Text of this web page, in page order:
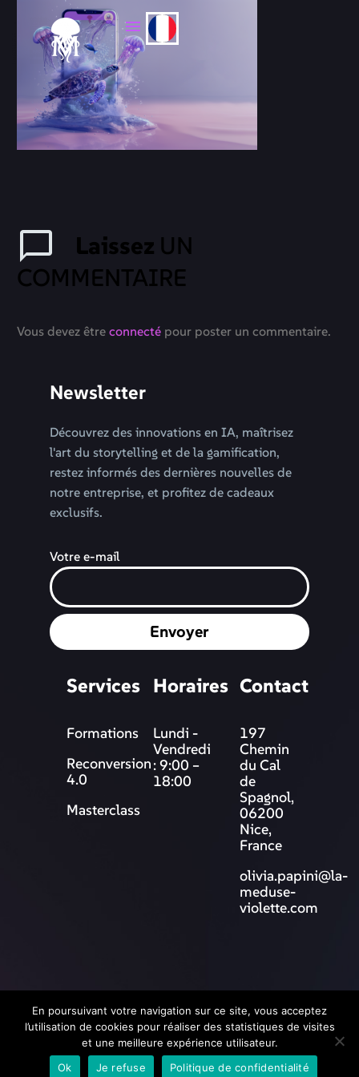
Laissez UN
COMMENTAIRE
Vous devez être connecté pour poster un commentaire.
Newsletter
Découvrez des innovations en IA, maîtrisez
l'art du storytelling et de la gamification,
restez informés des dernières nouvelles de
notre entreprise, et profitez de cadeaux
exclusifs.
Votre e-mail
Envoyer
Services
Formations
Reconversion
4.0
Masterclass
Horaires
Lundi -
Vendredi
: 9:00 –
18:00
Contact
197
Chemin
du Cal
de
Spagnol,
06200
Nice,
France
olivia.papini@la-
meduse-
violette.com
© 2025 La Méduse Violette
En poursuivant votre navigation sur ce site, vous acceptez
l’utilisation de cookies pour réaliser des statistiques de visites
et une meilleure expérience utilisateur.
Ok
Je refuse Politique de confidentialité